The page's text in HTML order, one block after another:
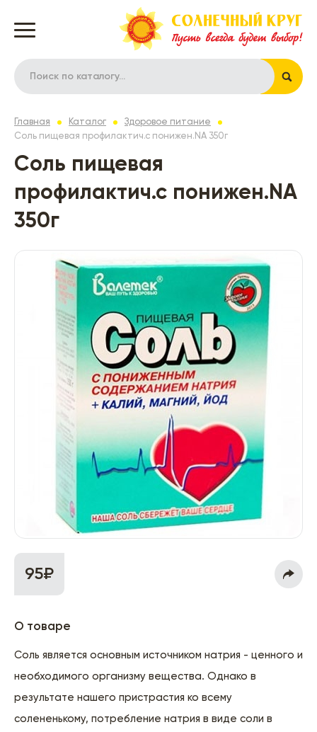
Главная Каталог
Здоровое питание
Соль пищевая профилактич.с понижен.NA 350г
Соль пищевая
профилактич.с понижен.NA
350г
95₽
О товаре
Соль является основным источником натрия - ценного и
необходимого организму вещества. Однако в
результате нашего пристрастия ко всему
солененькому, потребление натрия в виде соли в